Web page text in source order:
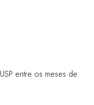
entre os meses de